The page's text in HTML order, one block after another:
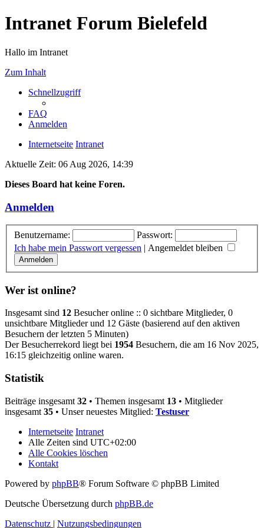
Intranet Forum Bielefeld
Hallo im Intranet
Zum Inhalt
Schnellzugriff
FAQ
Anmelden
Internetseite Intranet
Aktuelle Zeit: 06 Aug 2026, 14:39
Dieses Board hat keine Foren.
Anmelden
Benutzername:
Passwort:
Ich habe mein Passwort vergessen | Angemeldet bleiben
Wer ist online?
Insgesamt sind 12 Besucher online :: 0 sichtbare Mitglieder, 0
unsichtbare Mitglieder und 12 Gäste (basierend auf den aktiven
Besuchern der letzten 5 Minuten)
Der Besucherrekord liegt bei 1954 Besuchern, die am 16 Nov 2025,
16:15 gleichzeitig online waren.
Statistik
Beiträge insgesamt 32 • Themen insgesamt 13 • Mitglieder
insgesamt 35 • Unser neuestes Mitglied: Testuser
Internetseite Intranet
Alle Zeiten sind UTC+02:00
Alle Cookies löschen
Kontakt
Powered by phpBB® Forum Software © phpBB Limited
Deutsche Übersetzung durch phpBB.de
Datenschutz | Nutzungsbedingungen